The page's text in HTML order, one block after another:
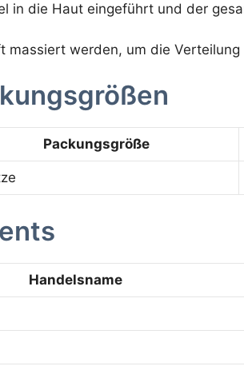
in die Haut eingeführt und der
werden, um die
Packungsgröße
Handelsname